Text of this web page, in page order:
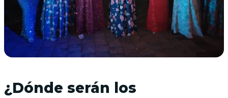
¿Dónde serán los